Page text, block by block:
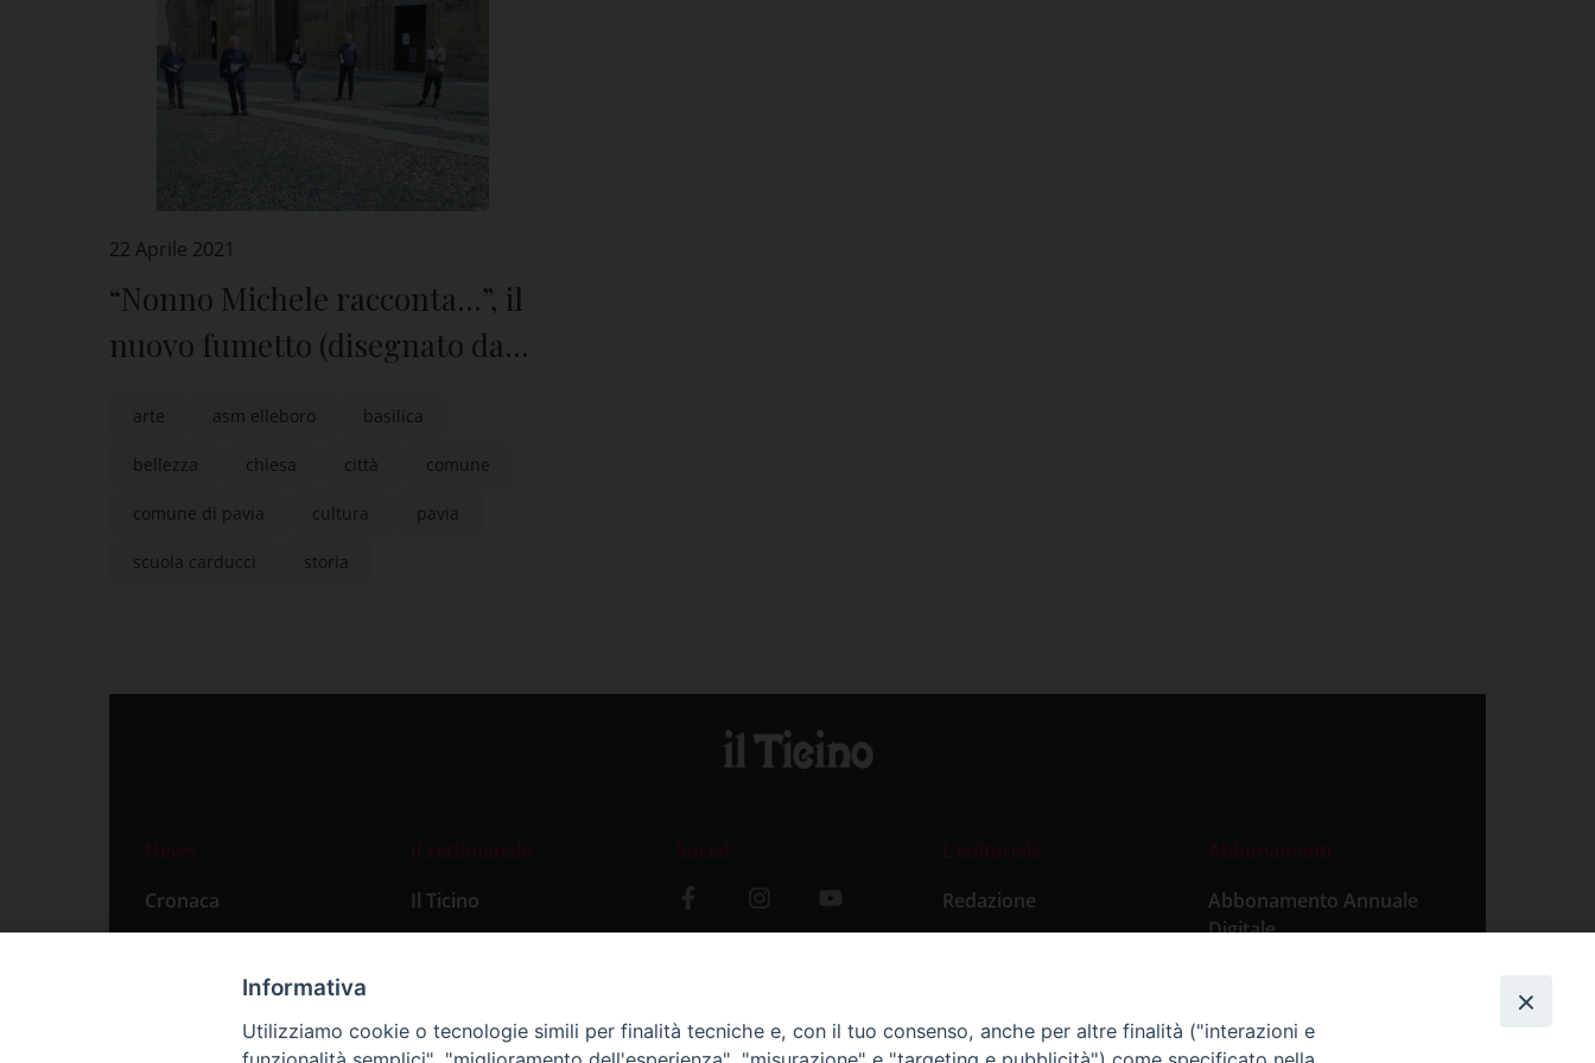
22 Aprile 2021
“Nonno Michele racconta…”, il
nuovo fumetto (disegnato dai
arte asm elleboro basilica
bellezza chiesa città comune
comune di pavia cultura pavia
scuola carducci storia
News
Cronaca
Attualità
Primo Piano
Il settimanale
Il Ticino
Abbonamenti
Social
L’editoriale
Redazione
Storia
Abbonamenti
Abbonamento Annuale
Digitale
Abbonamento Singola
Informativa
Utilizziamo cookie o tecnologie simili per finalità tecniche e, con il tuo consenso, anche per altre finalità ("interazioni e